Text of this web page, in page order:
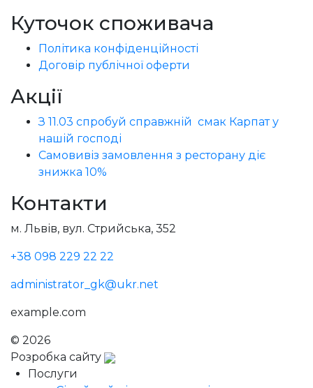
Куточок споживача
Політика конфіденційності
Договір публічної оферти
Акції
З 11.03 спробуй справжній смак Карпат у
нашій господі
Самовивіз замовлення з ресторану діє
знижка 10%
Контакти
м. Львів, вул. Стрийська, 352
+38 098 229 22 22
administrator_gk@ukr.net
example.com
© 2026
Розробка сайту
Послуги